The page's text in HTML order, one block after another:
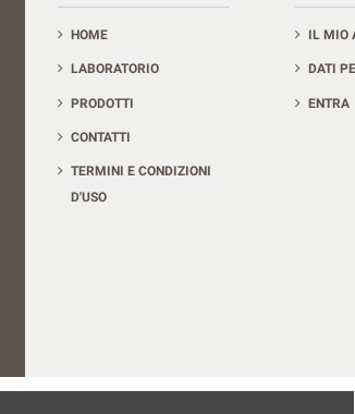
HOME
LABORATORIO
PRODOTTI
CONTATTI
TERMINI E CONDIZIONI
D'USO
IL MIO
DATI
ENTRA